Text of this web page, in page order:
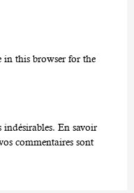
in this browser for the
En savoir
commentaires sont